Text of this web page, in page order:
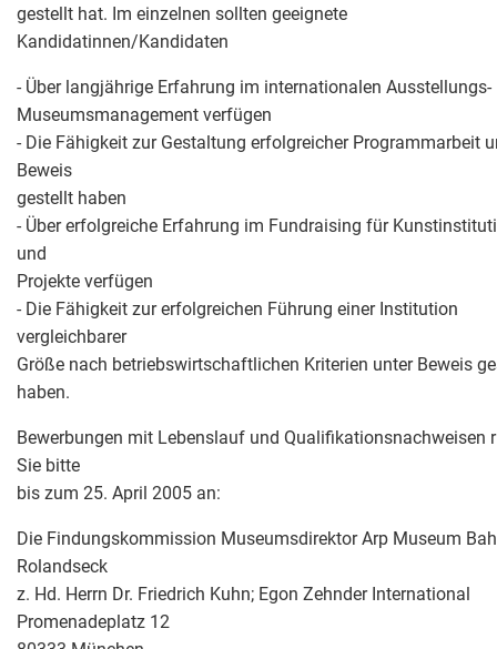
gestellt hat. Im einzelnen sollten geeignete
Kandidatinnen/Kandidaten
- Über langjährige Erfahrung im internationalen Ausstellungs-
Museumsmanagement verfügen
- Die Fähigkeit zur Gestaltung erfolgreicher Programmarbeit
Beweis
gestellt haben
- Über erfolgreiche Erfahrung im Fundraising für
und
Projekte verfügen
- Die Fähigkeit zur erfolgreichen Führung einer Institution
vergleichbarer
Größe nach betriebswirtschaftlichen Kriterien unter Beweis
haben.
Bewerbungen mit Lebenslauf und Qualifikationsnachweisen
Sie bitte
bis zum 25. April 2005 an:
Die Findungskommission Museumsdirektor Arp Museum
Rolandseck
z. Hd. Herrn Dr. Friedrich Kuhn; Egon Zehnder International
Promenadeplatz 12